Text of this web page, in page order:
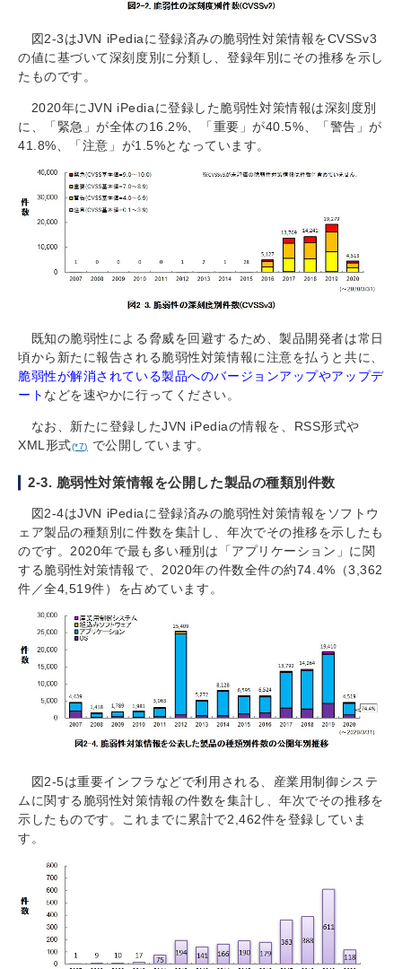
図2-3はJVN iPediaに登録済みの脆弱性対策情報をCVSSv3
の値に基づいて深刻度別に分類し、登録年別にその推移を示し
たものです。
2020年にJVN iPediaに登録した脆弱性対策情報は深刻度別
に、「緊急」が全体の16.2%、「重要」が40.5%、「警告」が
41.8%、「注意」が1.5%となっています。
既知の脆弱性による脅威を回避するため、製品開発者は常日
頃から新たに報告される脆弱性対策情報に注意を払うと共に、
脆弱性が解消されている製品へのバージョンアップやアップデ
ート などを速やかに行ってください。
なお、新たに登録したJVN iPediaの情報を、RSS形式や
XML形式(*7) で公開しています。
2-3. 脆弱性対策情報を公開した製品の種類別件数
図2-4はJVN iPediaに登録済みの脆弱性対策情報をソフトウ
ェア製品の種類別に件数を集計し、年次でその推移を示したも
のです。2020年で最も多い種別は「アプリケーション」に関
する脆弱性対策情報で、2020年の件数全件の約74.4%（3,362
件／全4,519件）を占めています。
図2-5は重要インフラなどで利用される、産業用制御システ
ムに関する脆弱性対策情報の件数を集計し、年次でその推移を
示したものです。これまでに累計で2,462件を登録していま
す。